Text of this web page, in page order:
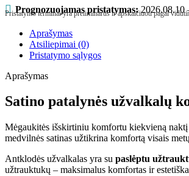
Prognozuojamas pristatymas:2026.08.10
Pristatymo terminai yra preliminarūs ir apskaičiuoti pagal
Aprašymas
Atsiliepimai (0)
Pristatymo sąlygos
Aprašymas
Satino patalynės užvalkalų
Mėgaukitės išskirtiniu komfortu kiekvieną naktį
medvilnės satinas užtikrina komfortą visais
Antklodės užvalkalas yra su paslėptu
užtrauktukų – maksimalus komfortas ir